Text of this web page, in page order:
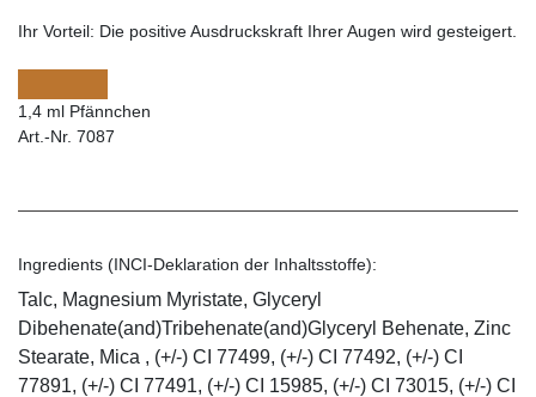
Ihr Vorteil: Die positive Ausdruckskraft Ihrer Augen wird gesteigert.
1,4 ml Pfännchen
Art.-Nr. 7087
Ingredients (INCI-Deklaration der Inhaltsstoffe):
Talc, Magnesium Myristate, Glyceryl
Dibehenate(and)Tribehenate(and)Glyceryl Behenate, Zinc
Stearate, Mica , (+/-) CI 77499, (+/-) CI 77492, (+/-) CI
77891, (+/-) CI 77491, (+/-) CI 15985, (+/-) CI 73015, (+/-) CI